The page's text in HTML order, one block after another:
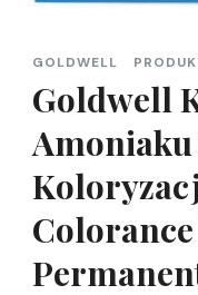
GOLDWELL
Goldwell
Amoniaku